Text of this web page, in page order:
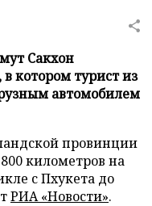
Сакхон
котором турист из
автомобилем
провинции
километров на
с Пхукета до
РИА «Новости».